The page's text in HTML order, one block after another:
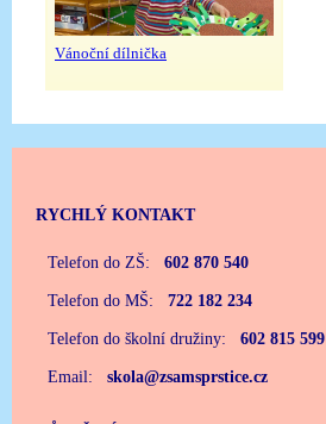
Vánoční dílnička
RYCHLÝ KONTAKT
Telefon do ZŠ: 602 870 540
Telefon do MŠ: 722 182 234
Telefon do školní družiny: 602 815 599
Email: skola@zsamsprstice.cz